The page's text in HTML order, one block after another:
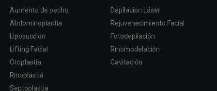
Aumento de pecho
Abdominoplastia
Liposucción
Lifting Facial
Otoplastia
Rinoplastia
Septoplastia
Depilacion Láser
Rejuvenecimiento Facial
Fotodepilación
Rinomodelación
Cavitación